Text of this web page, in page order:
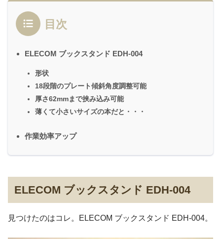
目次
ELECOM ブックスタンド EDH-004
形状
18段階のプレート傾斜角度調整可能
厚さ62mmまで挟み込み可能
薄くて小さいサイズの本だと・・・
作業効率アップ
ELECOM ブックスタンド EDH-004
見つけたのはコレ。ELECOM ブックスタンド EDH-004。